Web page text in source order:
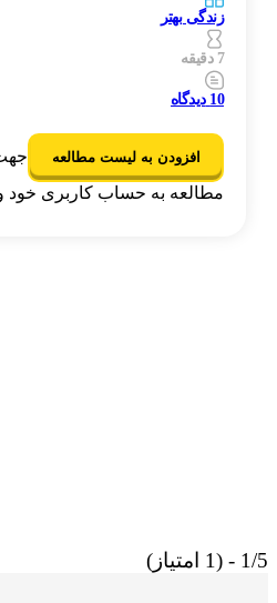
زندگی بهتر
دیدگاه
افزودن به لیست مطالعه
جهت
مطالعه به حساب کاربری خود وارد